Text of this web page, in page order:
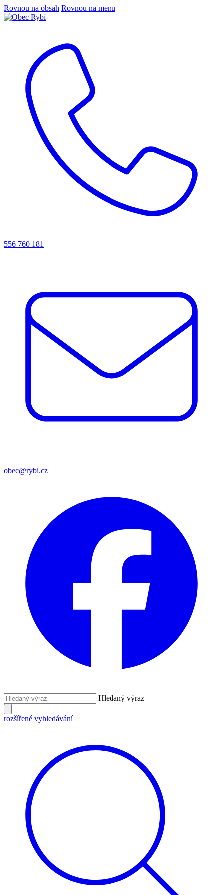
Rovnou na obsah Rovnou na menu
556 760 181
obec@rybi.cz
Hledaný výraz
rozšířené vyhledávání